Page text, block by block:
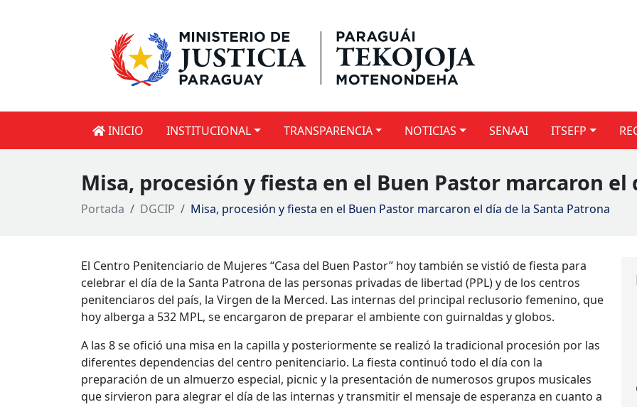
INICIO INSTITUCIONAL TRANSPARENCIA NOTICIAS SENAAI ITSEFP
Misa, procesión y fiesta en el Buen Pastor marcaron el
Portada DGCIP Misa, procesión y fiesta en el Buen Pastor marcaron el día de la Santa Patrona
El Centro Penitenciario de Mujeres “Casa del Buen Pastor” hoy también se vistió de fiesta para
celebrar el día de la Santa Patrona de las personas privadas de libertad (PPL) y de los centros
penitenciaros del país, la Virgen de la Merced. Las internas del principal reclusorio femenino, que
hoy alberga a 532 MPL, se encargaron de preparar el ambiente con guirnaldas y globos.
A las 8 se ofició una misa en la capilla y posteriormente se realizó la tradicional procesión por las
diferentes dependencias del centro penitenciario. La fiesta continuó todo el día con la
preparación de un almuerzo especial, picnic y la presentación de numerosos grupos musicales
que sirvieron para alegrar el día de las internas y transmitir el mensaje de esperanza en cuanto a